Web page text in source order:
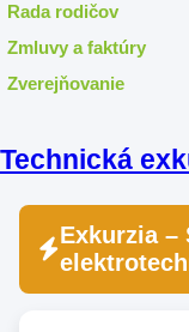
Rada rodičov
Zmluvy a faktúry
Zverejňovanie
Technická
Exkurzia –